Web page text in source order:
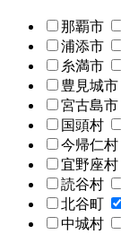
那覇市
浦添市
糸満市
豊見城市
宮古島市
国頭村
今帰仁村
宜野座村
読谷村
北谷町
中城村